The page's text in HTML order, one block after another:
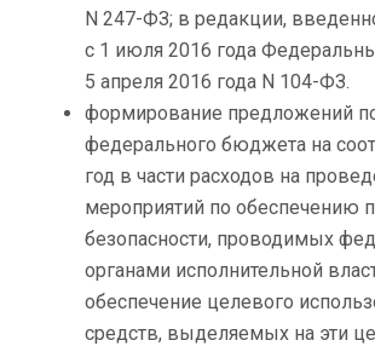
N 247-ФЗ; в редакции,
с 1 июля 2016 года
5 апреля 2016 года N 104-ФЗ.
формирование предложений
федерального бюджета на
год в части расходов на
мероприятий по обеспечению
безопасности, проводимых
органами исполнительной
обеспечение целевого
средств, выделяемых на эти